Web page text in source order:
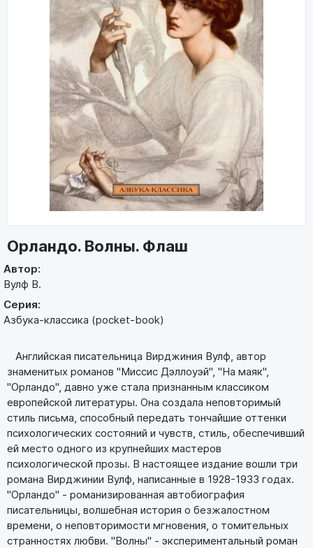
Орландо. Волны. Флаш
Автор:
Вулф В.
Серия:
Азбука-классика (pocket-book)
Английская писательница Вирджиния Вулф, автор
знаменитых романов "Миссис Дэллоуэй", "На маяк",
"Орландо", давно уже стала признанным классиком
европейской литературы. Она создала неповторимый
стиль письма, способный передать тончайшие оттенки
психологических состояний и чувств, стиль, обеспечивший
ей место одного из крупнейших мастеров
психологической прозы. В настоящее издание вошли три
романа Вирджинии Вулф, написанные в 1928-1933 годах.
"Орландо" - романизированная автобиография
писательницы, волшебная история о безжалостном
времени, о неповторимости мгновения, о томительных
странностях любви. "Волны" - экспериментальный роман